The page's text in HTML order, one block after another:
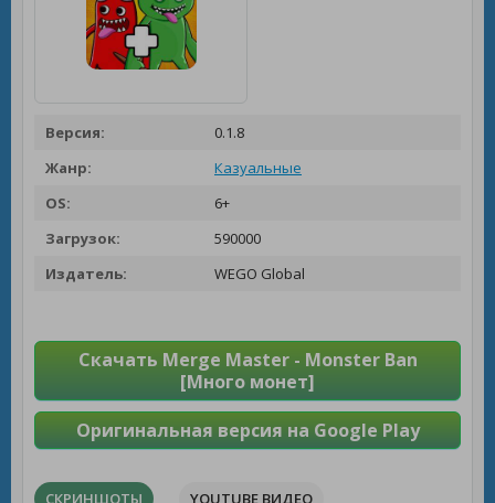
Версия:
0.1.8
Жанр:
Казуальные
OS:
6+
Загрузок:
590000
Издатель:
WEGO Global
Скачать Merge Master - Monster Ban
[Много монет]
Оригинальная версия на Google Play
СКРИНШОТЫ YOUTUBE ВИДЕО